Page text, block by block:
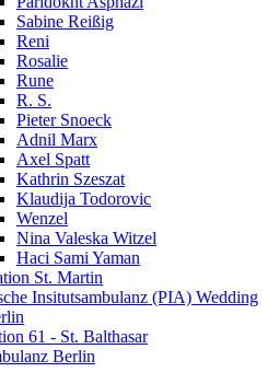
Sabine Reißig
Reni
Rosalie
Rune
R. S.
Pieter Snoeck
Adnil Marx
Axel Spatt
Kathrin Szeszat
Klaudija Todorovic
Wenzel
Nina Valeska Witzel
Haci Sami Yaman
St. Martin
Insitutsambulanz (PIA) Wedding
61 - St. Balthasar
Berlin